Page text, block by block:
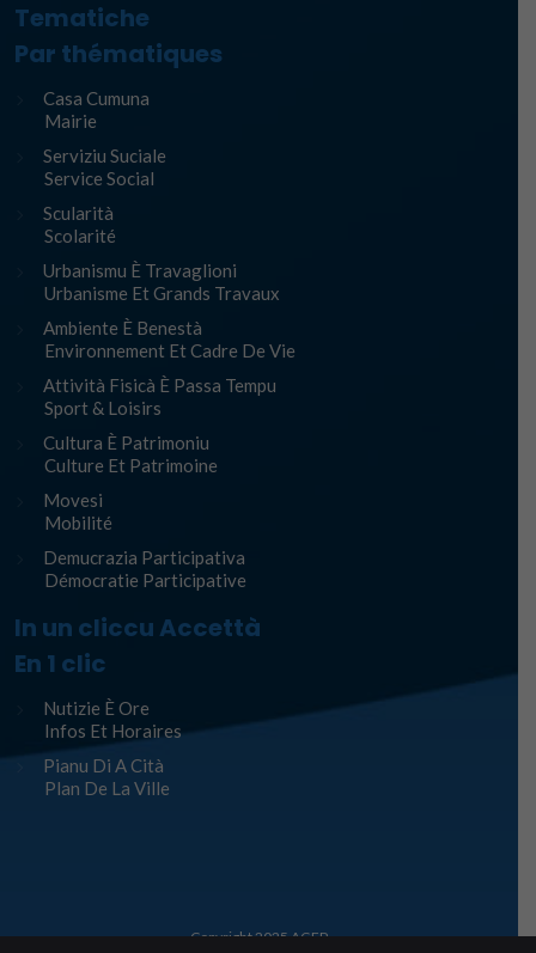
Tematiche
Par thématiques
Casa Cumuna
Mairie
Serviziu Suciale
Service Social
Scularità
Scolarité
Urbanismu È Travaglioni
Urbanisme Et Grands Travaux
Ambiente È Benestà
Environnement Et Cadre De Vie
Attività Fisicà È Passa Tempu
Sport & Loisirs
Cultura È Patrimoniu
Culture Et Patrimoine
Movesi
Mobilité
Demucrazia Participativa
Démocratie Participative
In un cliccu Accettà
En 1 clic
Nutizie È Ore
Infos Et Horaires
Pianu Di A Cità
Plan De La Ville
Copyright 2025AGEP